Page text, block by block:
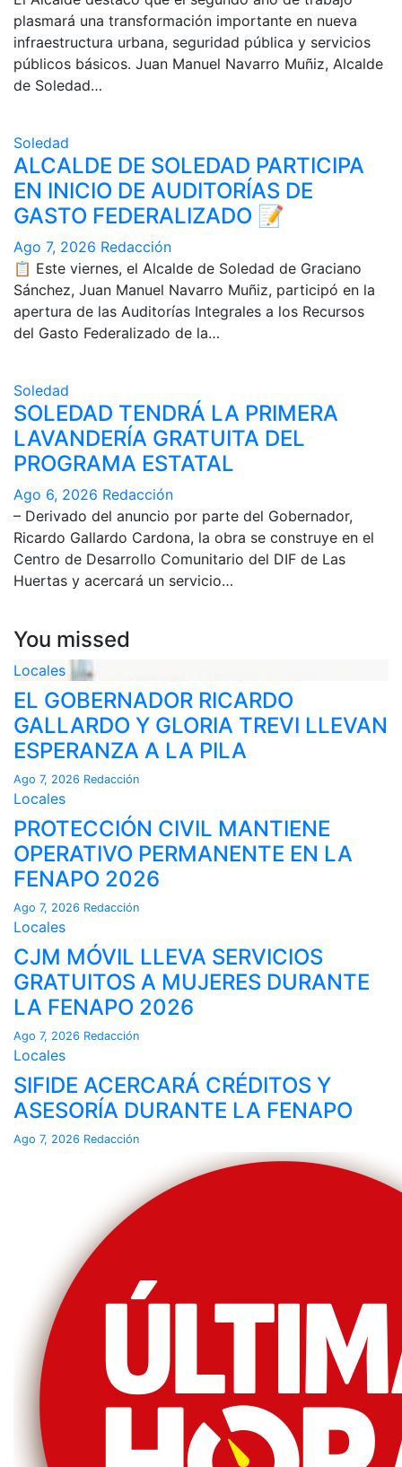
plasmará una transformación importante en nueva
infraestructura urbana, seguridad pública y servicios
públicos básicos. Juan Manuel Navarro Muñiz, Alcalde
de Soledad…
Soledad
ALCALDE DE SOLEDAD PARTICIPA
EN INICIO DE AUDITORÍAS DE
GASTO FEDERALIZADO 📝
Ago 7, 2026 Redacción
📋 Este viernes, el Alcalde de Soledad de Graciano
Sánchez, Juan Manuel Navarro Muñiz, participó en la
apertura de las Auditorías Integrales a los Recursos
del Gasto Federalizado de la…
Soledad
SOLEDAD TENDRÁ LA PRIMERA
LAVANDERÍA GRATUITA DEL
PROGRAMA ESTATAL
Ago 6, 2026 Redacción
– Derivado del anuncio por parte del Gobernador,
Ricardo Gallardo Cardona, la obra se construye en el
Centro de Desarrollo Comunitario del DIF de Las
Huertas y acercará un servicio…
You missed
Locales
EL GOBERNADOR RICARDO
GALLARDO Y GLORIA TREVI LLEVAN
ESPERANZA A LA PILA
Ago 7, 2026 Redacción
Locales
PROTECCIÓN CIVIL MANTIENE
OPERATIVO PERMANENTE EN LA
FENAPO 2026
Ago 7, 2026 Redacción
Locales
CJM MÓVIL LLEVA SERVICIOS
GRATUITOS A MUJERES DURANTE
LA FENAPO 2026
Ago 7, 2026 Redacción
Locales
SIFIDE ACERCARÁ CRÉDITOS Y
ASESORÍA DURANTE LA FENAPO
Ago 7, 2026 Redacción